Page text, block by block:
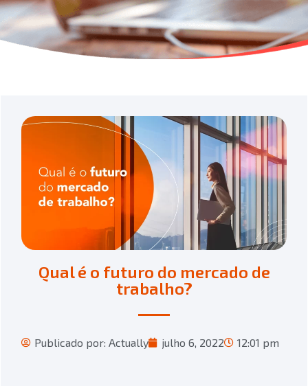
Qual é o futuro do mercado de
trabalho?
Publicado por: Actually julho 6, 2022 12:01 pm